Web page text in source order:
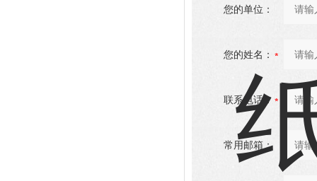
您的单位：
您的姓名：
联系电话：
常用邮箱：